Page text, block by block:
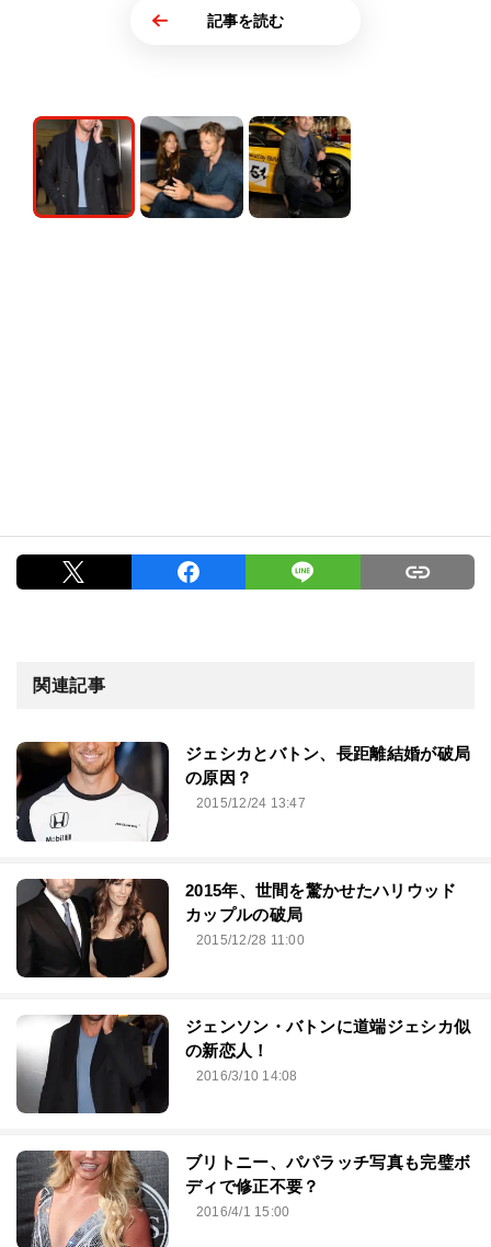
記事を読む
関連記事
ジェシカとバトン、長距離結婚が破局
の原因？
2015/12/24 13:47
2015年、世間を驚かせたハリウッド
カップルの破局
2015/12/28 11:00
ジェンソン・バトンに道端ジェシカ似
の新恋人！
2016/3/10 14:08
ブリトニー、パパラッチ写真も完璧ボ
ディで修正不要？
2016/4/1 15:00